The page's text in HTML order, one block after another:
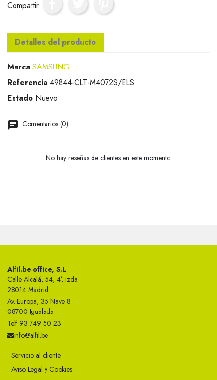
Compartir
Detalles del producto
Marca SAMSUNG
Referencia 49844-CLT-M4072S/ELS
Estado Nuevo
Comentarios (0)
No hay reseñas de clientes en este momento.
Alfil.be office, S.L
Calle Alcalá, 54, 4°, izda.
28014 Madrid
Av. Europa, 35 Nave 8
08700 Igualada
Telf 93 749 50 23
info@alfil.be
Servicio al cliente
Aviso Legal y Cookies